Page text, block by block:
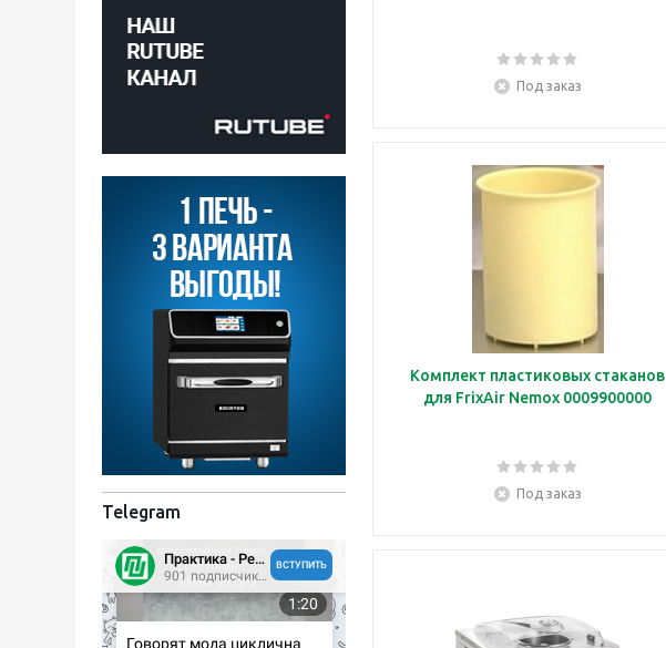
Telegram
Под заказ
Комплект пластиковых стаканов
для FrixAir Nemox 0009900000
Под заказ